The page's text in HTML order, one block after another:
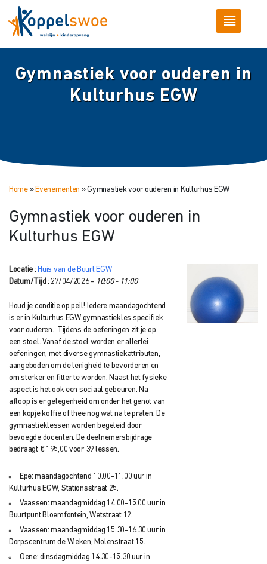
Gymnastiek voor ouderen in
Kulturhus EGW
Home» Evenementen »Gymnastiek voor ouderen in Kulturhus EGW
Gymnastiek voor ouderen in
Kulturhus EGW
Locatie : Huis van de Buurt EGW
Datum/Tijd : 27/04/2026 - 10:00 - 11:00
Houd je conditie op peil! Iedere maandagochtend
is er in Kulturhus EGW gymnastiekles specifiek
voor ouderen. Tijdens de oefeningen zit je op
een stoel. Vanaf de stoel worden er allerlei
oefeningen, met diverse gymnastiekattributen,
aangeboden om de lenigheid te bevorderen en
om sterker en fitter te worden. Naast het fysieke
aspect is het ook een sociaal gebeuren. Na
afloop is er gelegenheid om onder het genot van
een kopje koffie of thee nog wat na te praten. De
gymnastieklessen worden begeleid door
bevoegde docenten. De deelnemersbijdrage
bedraagt € 195,00 voor 39 lessen.
Epe: maandagochtend 10.00-11.00 uur in
Kulturhus EGW, Stationsstraat 25.
Vaassen: maandagmiddag 14.00-15.00 uur in
Buurtpunt Bloemfontein, Wetstraat 12.
Vaassen: maandagmiddag 15.30-16.30 uur in
Dorpscentrum de Wieken, Molenstraat 15.
Oene: dinsdagmiddag 14.30-15.30 uur in